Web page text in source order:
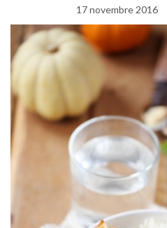
17 novembre 2016